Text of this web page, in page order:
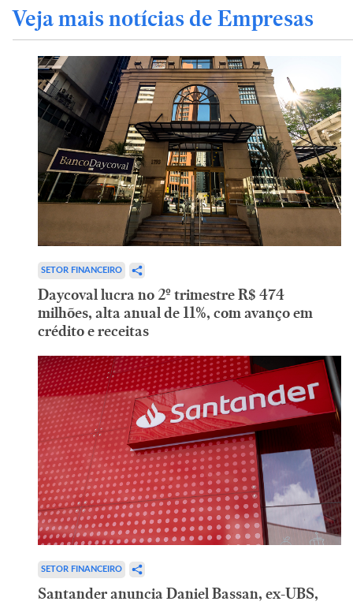
Veja mais notícias de Empresas
SETOR FINANCEIRO
Daycoval lucra no 2º trimestre R$ 474
milhões, alta anual de 11%, com avanço em
crédito e receitas
SETOR FINANCEIRO
Santander anuncia Daniel Bassan, ex-UBS,